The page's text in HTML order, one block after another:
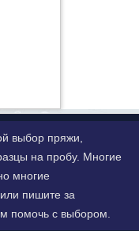
выбор пряжи,
на пробу. Многие
многие
пишите за
помочь с выбором.